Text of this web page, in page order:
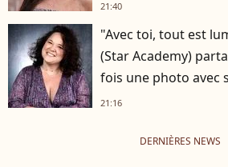
21:40
"Avec toi, tout est
(Star Academy)
fois une photo avec
21:16
DERNIÈRES NEWS